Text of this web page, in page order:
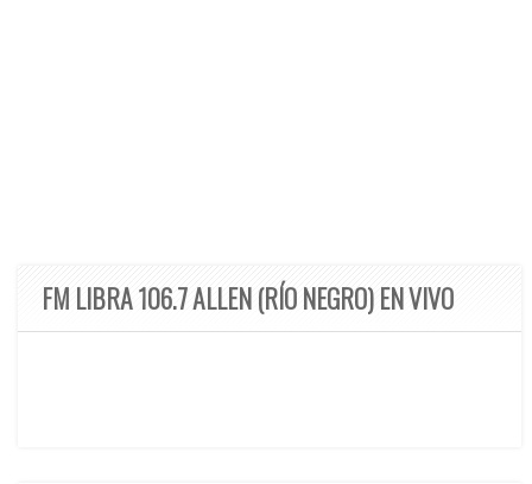
FM LIBRA 106.7 ALLEN (RÍO NEGRO) EN VIVO